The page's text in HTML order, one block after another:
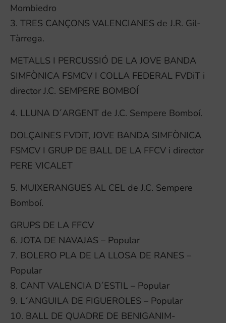
Mombiedro
3. TRES CANÇONS VALENCIANES de J.R. Gil-
Tàrrega.
METALLS I PERCUSSIÓ DE LA JOVE BANDA
SIMFÒNICA FSMCV I COLLA FEDERAL FVDiT i
director J.C. SEMPERE BOMBOÍ
4. LLUNA D´ARGENT de J.C. Sempere Bomboí.
DOLÇAINES FVDiT, JOVE BANDA SIMFÒNICA
FSMCV I GRUP DE BALL DE LA FFCV i director
PERE VICALET
5. MUIXERANGUES AL CEL de J.C. Sempere
Bomboí.
GRUPS DE LA FFCV
6. JOTA DE NAVAJAS – Popular
7. BOLERO PLA DE LA LLOSA DE RANES –
Popular
8. CANT VALENCIA D´ESTIL – Popular
9. L´ANGUILA DE FIGUEROLES – Popular
10. BALL DE QUADRE DE BENIGANIM-